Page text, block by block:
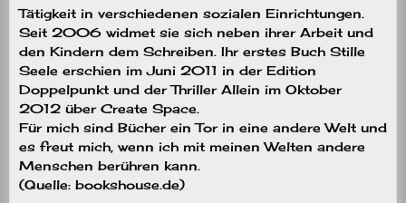
Tätigkeit in verschiedenen sozialen Einrichtungen.
Seit 2006 widmet sie sich neben ihrer Arbeit und
den Kindern dem Schreiben. Ihr erstes Buch Stille
Seele erschien im Juni 2011 in der Edition
Doppelpunkt und der Thriller Allein im Oktober
2012 über Create Space.
Für mich sind Bücher ein Tor in eine andere Welt und
es freut mich, wenn ich mit meinen Welten andere
Menschen berühren kann.
(Quelle: bookshouse.de)